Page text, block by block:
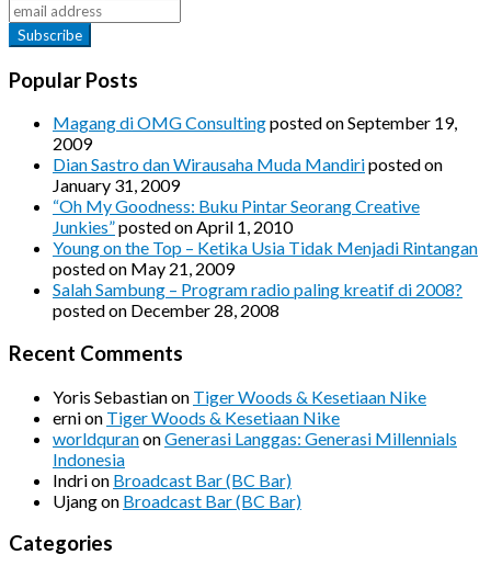
Popular Posts
Magang di OMG Consultingposted on September 19,
2009
Dian Sastro dan Wirausaha Muda Mandiriposted on
January 31, 2009
“Oh My Goodness: Buku Pintar Seorang Creative
Junkies”posted on April 1, 2010
Young on the Top – Ketika Usia Tidak Menjadi Rintangan
posted on May 21, 2009
Salah Sambung – Program radio paling kreatif di 2008?
posted on December 28, 2008
Recent Comments
Yoris Sebastianon Tiger Woods & Kesetiaan Nike
ernion Tiger Woods & Kesetiaan Nike
worldquranonGenerasi Langgas: Generasi Millennials
Indonesia
Indrion Broadcast Bar (BC Bar)
Ujangon Broadcast Bar (BC Bar)
Categories